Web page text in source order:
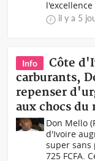
l'excellence
il y a 5
Info
Côte
carburants,
repenser
aux chocs
Don Mello
d'Ivoire
super sans
725 FCFA.